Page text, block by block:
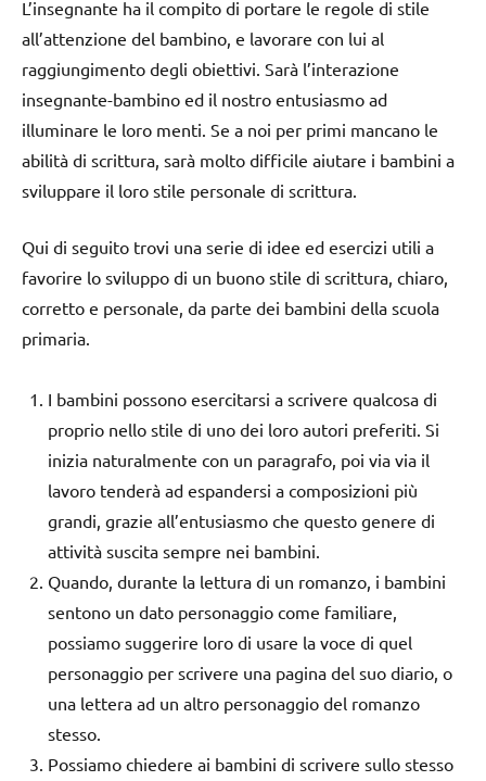
L’insegnante ha il compito di portare le regole di stile
all’attenzione del bambino, e lavorare con lui al
raggiungimento degli obiettivi. Sarà l’interazione
insegnante-bambino ed il nostro entusiasmo ad
illuminare le loro menti. Se a noi per primi mancano le
abilità di scrittura, sarà molto difficile aiutare i bambini a
sviluppare il loro stile personale di scrittura.
Qui di seguito trovi una serie di idee ed esercizi utili a
favorire lo sviluppo di un buono stile di scrittura, chiaro,
corretto e personale, da parte dei bambini della scuola
primaria.
I bambini possono esercitarsi a scrivere qualcosa di
proprio nello stile di uno dei loro autori preferiti. Si
inizia naturalmente con un paragrafo, poi via via il
lavoro tenderà ad espandersi a composizioni più
grandi, grazie all’entusiasmo che questo genere di
attività suscita sempre nei bambini.
Quando, durante la lettura di un romanzo, i bambini
sentono un dato personaggio come familiare,
possiamo suggerire loro di usare la voce di quel
personaggio per scrivere una pagina del suo diario, o
una lettera ad un altro personaggio del romanzo
stesso.
Possiamo chiedere ai bambini di scrivere sullo stesso